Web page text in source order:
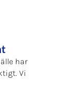
har
Vi